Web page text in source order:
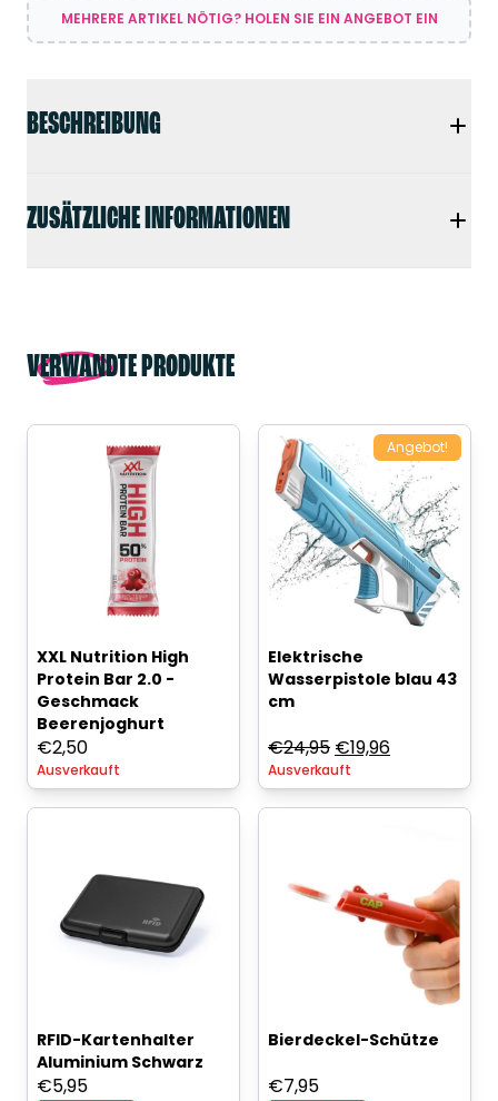
BESCHREIBUNG
ZUSÄTZLICHE INFORMATIONEN
MEHRERE ARTIKEL NÖTIG? HOLEN SIE EIN ANGEBOT EIN
VERWANDTE PRODUKTE
XXL Nutrition High
Protein Bar 2.0 -
Geschmack
Beerenjoghurt
€2,50
Ausverkauft
Angebot!
Elektrische
Wasserpistole blau 43
cm
€24,95 Ursprünglicher
Preis
war:
€19,96Aktueller
ist:
Ausverkauft
RFID-Kartenhalter
Aluminium Schwarz
€5,95
Bierdeckel-Schütze
€7,95